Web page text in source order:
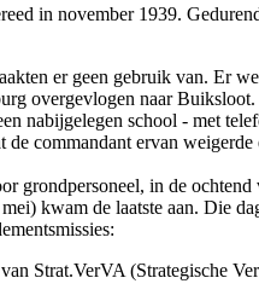
in november 1939.
er geen gebruik van. Er
overgevlogen naar
nabijgelegen school - met
commandant ervan
in de ochtend
kwam de laatste aan. Die
Strat.VerVA (Strategische